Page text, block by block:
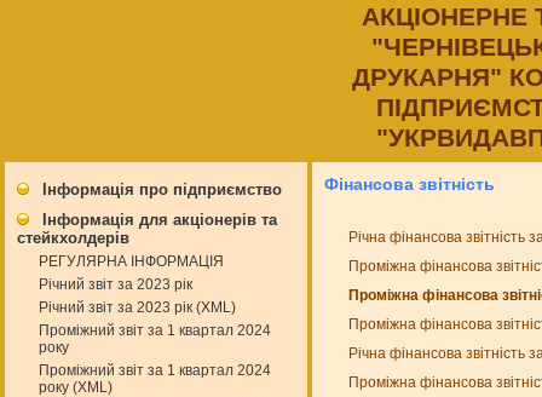
АКЦIОНЕРНЕ
ДРУКАРНЯ"
Інформація про підприємство
Інформація для акціонерів та
стейкхолдерів
РЕГУЛЯРНА ІНФОРМАЦІЯ
Річний звіт за 2023 рік
Річний звіт за 2023 рік (XML)
Проміжний звіт за 1 квартал 2024
року
Проміжний звіт за 1 квартал 2024
року (XML)
Фінансова звітність
Річна фінансова
Проміжна фінансова
Проміжна фінансова
Проміжна фінансова
Річна фінансова
Проміжна фінансова